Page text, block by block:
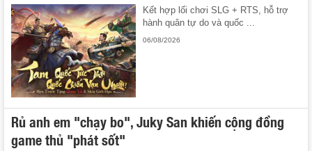
Kết hợp lối chơi SLG + RTS, hỗ trợ
hành quân tự do và quốc ...
06/08/2026
Rủ anh em "chạy bo", Juky San khiến cộng đồng
game thủ "phát sốt"